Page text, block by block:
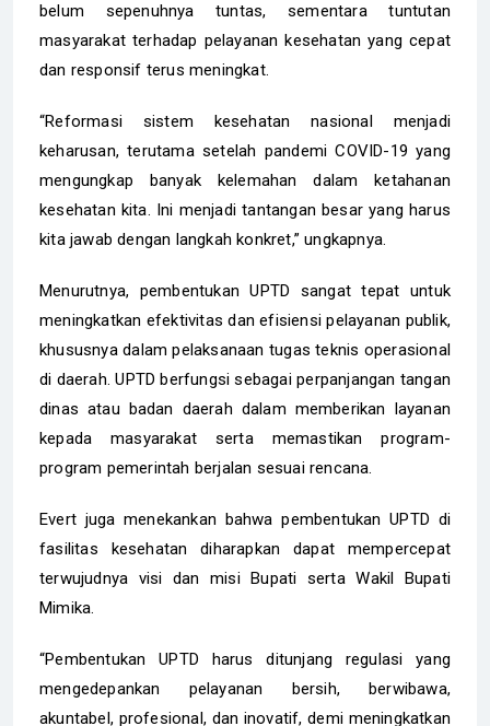
belum sepenuhnya tuntas, sementara tuntutan
masyarakat terhadap pelayanan kesehatan yang cepat
dan responsif terus meningkat.
“Reformasi sistem kesehatan nasional menjadi
keharusan, terutama setelah pandemi COVID-19 yang
mengungkap banyak kelemahan dalam ketahanan
kesehatan kita. Ini menjadi tantangan besar yang harus
kita jawab dengan langkah konkret,” ungkapnya.
Menurutnya, pembentukan UPTD sangat tepat untuk
meningkatkan efektivitas dan efisiensi pelayanan publik,
khususnya dalam pelaksanaan tugas teknis operasional
di daerah. UPTD berfungsi sebagai perpanjangan tangan
dinas atau badan daerah dalam memberikan layanan
kepada masyarakat serta memastikan program-
program pemerintah berjalan sesuai rencana.
Evert juga menekankan bahwa pembentukan UPTD di
fasilitas kesehatan diharapkan dapat mempercepat
terwujudnya visi dan misi Bupati serta Wakil Bupati
Mimika.
“Pembentukan UPTD harus ditunjang regulasi yang
mengedepankan pelayanan bersih, berwibawa,
akuntabel, profesional, dan inovatif, demi meningkatkan